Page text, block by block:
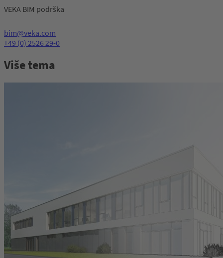
VEKA BIM podrška
bim@veka.com
+49 (0) 2526 29-0
Više tema